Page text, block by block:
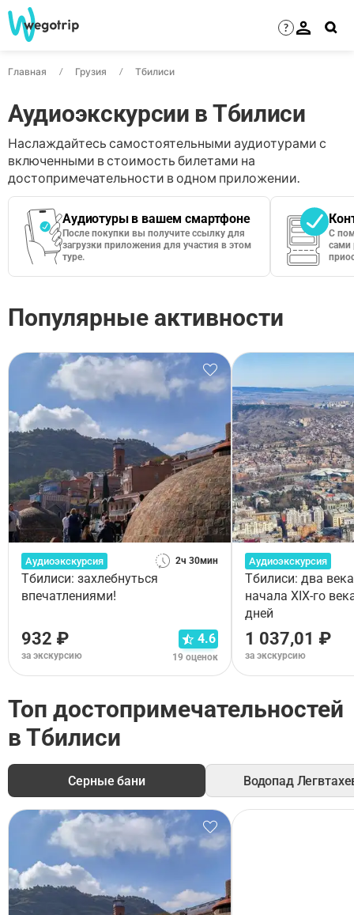
?
Главная Грузия Тбилиси
Аудиоэкскурсии в Тбилиси
Наслаждайтесь самостоятельными аудиотурами с
включенными в стоимость билетами на
достопримечательности в одном приложении.
Аудиотуры в вашем смартфоне
После покупки вы получите ссылку для
загрузки приложения для участия в этом
туре.
С
сами
Популярные активности
Аудиоэкскурсия 2ч 30мин
Тбилиси: захлебнуться
впечатлениями!
932 ₽
за экскурсию
4.6
19 оценок
Аудиоэкскурсия
Тбилиси: два
начала XIX-го
дней
1 037,01 ₽
за экскурсию
Топ достопримечательностей
в Тбилиси
Серные бани Водопад